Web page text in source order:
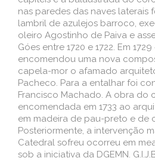
nas paredes das naves laterais
lambril de azulejos barroco,
oleiro Agostinho de Paiva e
Góes entre 1720 e 1722. Em
encomendou uma nova
capela-mor o afamado
Pacheco. Para a entalhar foi
Francisco Machado. A obra do
encomendada em 1733 ao
em madeira de pau-preto e de
Posteriormente, a intervenção
Catedral sofreu ocorreu em
sob a iniciativa da DGEMN.